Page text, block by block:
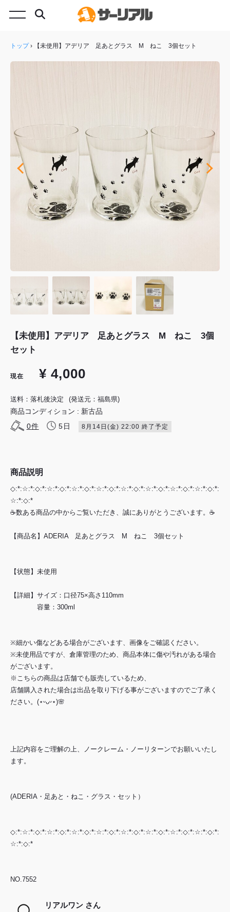
トップ› 【未使用】アデリア 足あとグラス M ねこ 3個セット
【未使用】アデリア 足あとグラス M ねこ 3個
セット
現在 ¥ 4,000
送料：落札後決定 (発送元：福島県)
商品コンディション : 新古品
0件 5日 8月14日(金) 22:00 終了予定
商品説明
◇:*:☆:*:◇:*:☆:*:◇:*:☆:*:◇:*:☆:*:◇:*:☆:*:◇:*:☆:*:◇:*:☆:*:◇:*:☆:*:◇:*:
☆:*:◇:*
☕数ある商品の中からご覧いただき、誠にありがとうございます。☕
【商品名】ADERIA 足あとグラス M ねこ 3個セット
【状態】未使用
【詳細】サイズ：口径75×高さ110mm
容量：300ml
※細かい傷などある場合がございます、画像をご確認ください。
※未使用品ですが、倉庫管理のため、商品本体に傷や汚れがある場合
がございます。
※こちらの商品は店舗でも販売しているため、
店舗購入された場合は出品を取り下げる事がございますのでご了承く
ださい。(⋆ᵕᴗᵕ⋆)🌸
上記内容をご理解の上、ノークレーム・ノーリターンでお願いいたし
ます。
(ADERIA・足あと・ねこ・グラス・セット）
◇:*:☆:*:◇:*:☆:*:◇:*:☆:*:◇:*:☆:*:◇:*:☆:*:◇:*:☆:*:◇:*:☆:*:◇:*:☆:*:◇:*:
☆:*:◇:*
NO.7552
リアルワン さん